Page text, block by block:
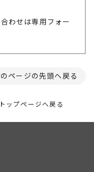
わせは専用フォー
ページの先頭へ戻る
トップページへ戻る